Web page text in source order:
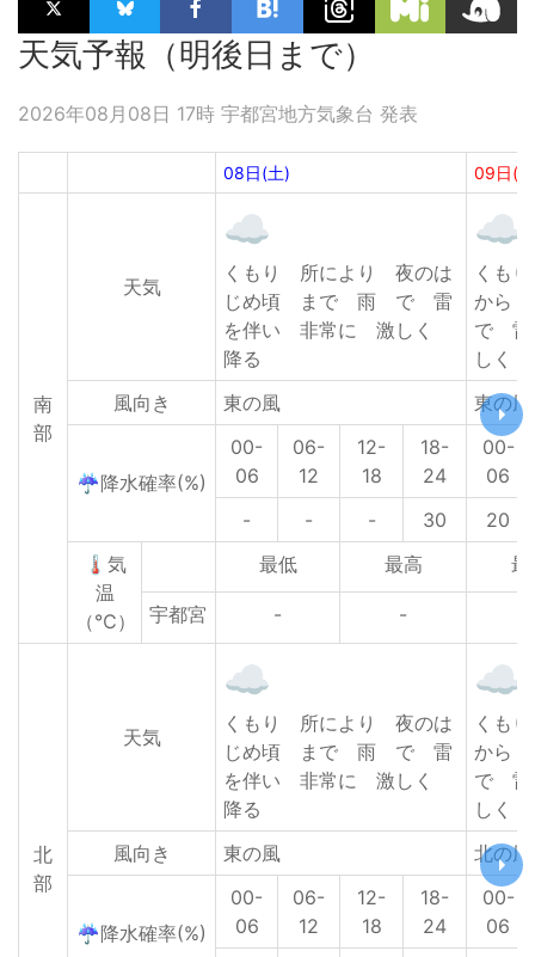
天気予報（明後日まで）
2026年08月08日 17時 宇都宮地方気象台 発表
08日(土) 09日(
南
部
天気
くもり 所により 夜のは
じめ頃 まで 雨 で 雷
を伴い 非常に 激しく
降る
くも
から
で 雷
しく
風向き
東の風 東の風
☔降水確率(%)
00-
06
06-
12
12-
18
18-
24
00-
06
-
- - 30
20
🌡気
温
（℃）
最低 最高 最
宇都宮 - -
北
部
天気
くもり 所により 夜のは
じめ頃 まで 雨 で 雷
を伴い 非常に 激しく
降る
くも
から
で 雷
しく
風向き
東の風 北の
☔降水確率(%)
00-
06
06-
12
12-
18
18-
24
00-
06